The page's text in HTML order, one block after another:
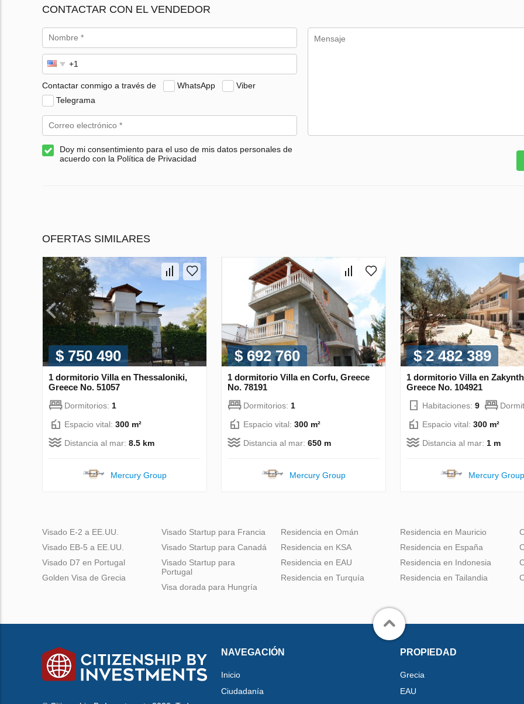
CONTACTAR CON EL VENDEDOR
Contactar conmigo a través de WhatsApp
Viber
Telegrama
Doy mi consentimiento para el uso de mis datos personales de
acuerdo con la Política de Privacidad
OFERTAS SIMILARES
$ 750 490
1 dormitorio Villa en Thessaloniki,
Greece No. 51057
Dormitorios: 1
Espacio vital: 300 m²
Distancia al mar: 8.5 km
Mercury Group
$ 692 760
1 dormitorio Villa en Corfu, Greece
No. 78191
Dormitorios: 1
Espacio vital: 300 m²
Distancia al mar: 650 m
Mercury Group
$ 2 482 389
1 dormitorio Villa en
Greece No. 104921
Habitaciones: 9
Espacio vital: 300 m²
Distancia al mar: 1 m
Mercury
Visado E-2 a EE.UU.
Visado EB-5 a EE.UU.
Visado D7 en Portugal
Golden Visa de Grecia
Visado Startup para Francia
Visado Startup para Canadá
Visado Startup para
Portugal
Visa dorada para Hungría
Residencia en Omán
Residencia en KSA
Residencia en EAU
Residencia en Turquía
Residencia en Mauricio
Residencia en España
Residencia en Indonesia
Residencia en Tailandia
NAVEGACIÓN
Inicio
Ciudadanía
PROPIEDAD
Grecia
EAU